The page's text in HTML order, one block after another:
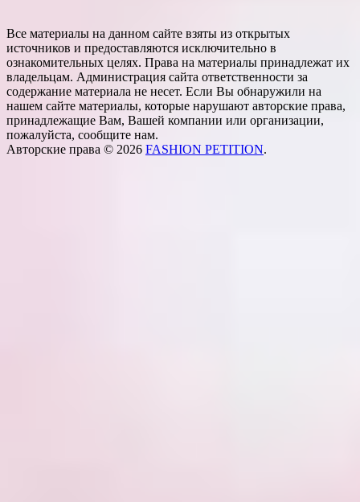
Все материалы на данном сайте взяты из открытых
источников и предоставляются исключительно в
ознакомительных целях. Права на материалы принадлежат их
владельцам. Администрация сайта ответственности за
содержание материала не несет. Если Вы обнаружили на
нашем сайте материалы, которые нарушают авторские права,
принадлежащие Вам, Вашей компании или организации,
пожалуйста, сообщите нам.
Авторские права © 2026 FASHION PETITION.